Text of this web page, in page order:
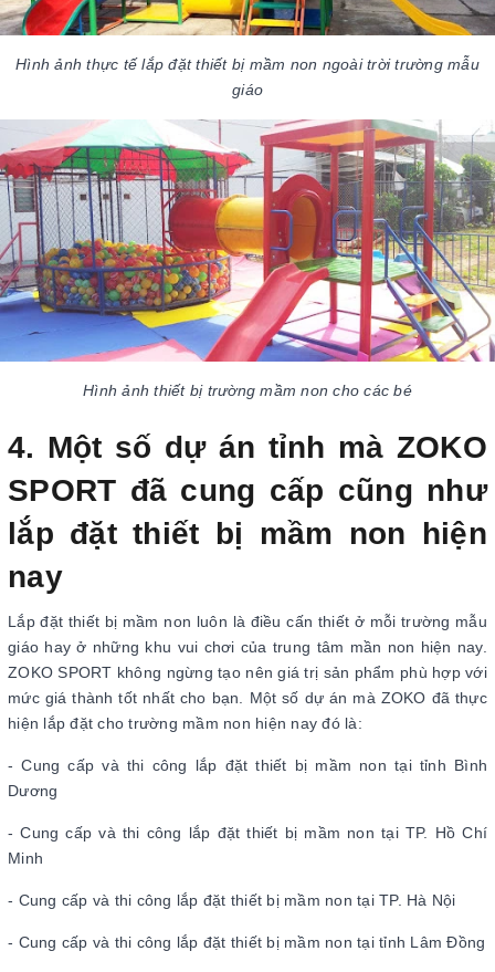
Hình ảnh thực tế lắp đặt thiết bị mầm non ngoài trời trường mẫu
giáo
Hình ảnh thiết bị trường mầm non cho các bé
4. Một số dự án tỉnh mà ZOKO
SPORT đã cung cấp cũng như
lắp đặt thiết bị mầm non hiện
nay
Lắp đặt thiết bị mầm non luôn là điều cấn thiết ở mỗi trường mẫu
giáo hay ở những khu vui chơi của trung tâm mần non hiện nay.
ZOKO SPORT không ngừng tạo nên giá trị sản phẩm phù hợp với
mức giá thành tốt nhất cho bạn. Một số dự án mà ZOKO đã thực
hiện lắp đặt cho trường mầm non hiện nay đó là:
- Cung cấp và thi công lắp đặt thiết bị mầm non tại tỉnh Bình
Dương
- Cung cấp và thi công lắp đặt thiết bị mầm non tại TP. Hồ Chí
Minh
- Cung cấp và thi công lắp đặt thiết bị mầm non tại TP. Hà Nội
- Cung cấp và thi công lắp đặt thiết bị mầm non tại tỉnh Lâm Đồng